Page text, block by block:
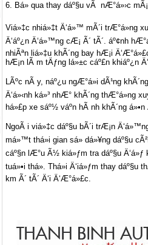
6. Bá» qua thay dáº§u vÃ nÆ°á»›c
Viá»‡c nhiá»‡t Ä‘á»™ mÃ´i trÆ°á»ng
Ä‘áº¿n Ä‘á»™ng cÆ¡ Ã´ tÃ´. áº¢nh
nhiÃªn liá»‡u khÃ´ng bay hÆ¡i
hÆ¡n lÃ m tÄƒng lá»±c cáº£n khiáº¿n
LÃºc nÃ y, náº¿u ngÆ°á»i dÃ¹ng
Ä‘á»‹nh ká»³ nhÆ° khÃ´ng thÆ°á»ng
há»£p xe sáº½ váº­n hÃ nh khÃ´ng á»•n
NgoÃ i viá»‡c dáº§u bÃ´i trÆ¡n
má»™t thá»i gian sá»­ dá»¥ng dáº§u
cáº§n lÆ°u Ã½ kiá»ƒm tra dáº§u Ä‘á»ƒ
tuá»•i thá». Thá»i Ä‘iá»ƒm thay
km Ã´ tÃ´ Ä‘i Ä‘Æ°á»£c.